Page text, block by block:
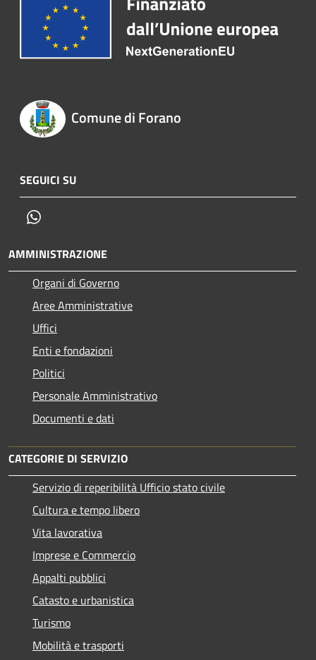
Comune di Forano
SEGUICI SU
AMMINISTRAZIONE
Organi di Governo
Aree Amministrative
Uffici
Enti e fondazioni
Politici
Personale Amministrativo
Documenti e dati
CATEGORIE DI SERVIZIO
Servizio di reperibilità Ufficio stato civile
Cultura e tempo libero
Vita lavorativa
Imprese e Commercio
Appalti pubblici
Catasto e urbanistica
Turismo
Mobilità e trasporti